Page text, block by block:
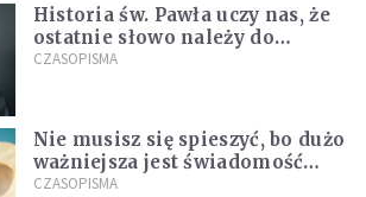
Historia św. Pawła uczy nas, że
ostatnie słowo należy do
światła, a nie do ciemności
CZASOPISMA
Nie musisz się spieszyć, bo dużo
ważniejsza jest świadomość
kierunku
CZASOPISMA